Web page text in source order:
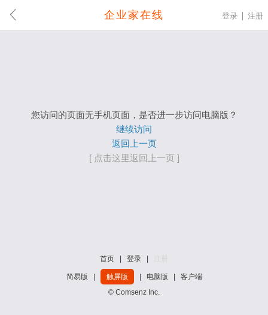
企业家在线 登录 注册
您访问的页面无手机页面，是否进一步访问电脑版？
继续访问
返回上一页
[ 点击这里返回上一页 ]
首页 登录
简易版 触屏版 电脑版
客户端
© Comsenz Inc.